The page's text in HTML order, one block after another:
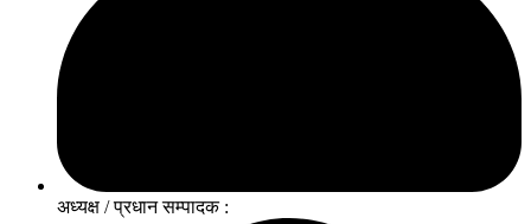
अध्यक्ष / प्रधान सम्पादक :